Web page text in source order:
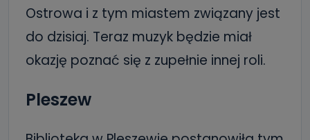
Ostrowa i z tym miastem związany jest
do dzisiaj. Teraz muzyk będzie miał
okazję poznać się z zupełnie innej roli.
Pleszew